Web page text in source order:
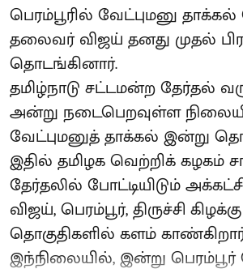
பெரம்பூரில் வேட்புமனு
தலைவர் விஜய் தனது முதல்
தொடங்கினார்.
தமிழ்நாடு சட்டமன்ற தேர்தல்
அன்று நடைபெறவுள்ள
வேட்புமனுத் தாக்கல் இன்று
இதில் தமிழக வெற்றிக் கழகம்
தேர்தலில் போட்டியிடும்
விஜய், பெரம்பூர், திருச்சி
தொகுதிகளில் களம்
இந்நிலையில், இன்று பெரம்பூர்